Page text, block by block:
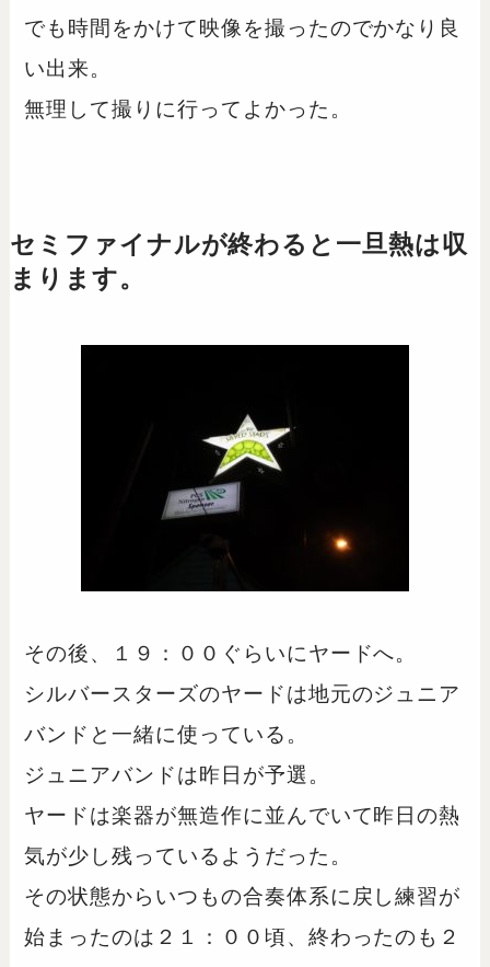
でも時間をかけて映像を撮ったのでかなり良
い出来。
無理して撮りに行ってよかった。
セミファイナルが終わると一旦熱は収
まります。
その後、１９：００ぐらいにヤードへ。
シルバースターズのヤードは地元のジュニア
バンドと一緒に使っている。
ジュニアバンドは昨日が予選。
ヤードは楽器が無造作に並んでいて昨日の熱
気が少し残っているようだった。
その状態からいつもの合奏体系に戻し練習が
始まったのは２１：００頃、終わったのも２